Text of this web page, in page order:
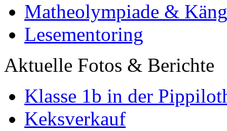
Matheolympiade &
Lesementoring
Aktuelle Fotos & Berichte
Klasse 1b in der
Keksverkauf